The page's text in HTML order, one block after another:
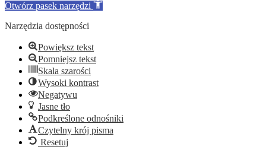
Otwórz pasek narzędzi
Narzędzia dostępności
Powiększ tekst
Pomniejsz tekst
Skala szarości
Wysoki kontrast
Negatywu
Jasne tło
Podkreślone odnośniki
Czytelny krój pisma
Resetuj